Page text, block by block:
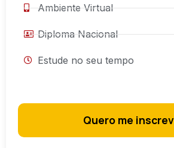
Ambiente Virtual
Diploma Nacional
Estude no seu tempo
Quero me